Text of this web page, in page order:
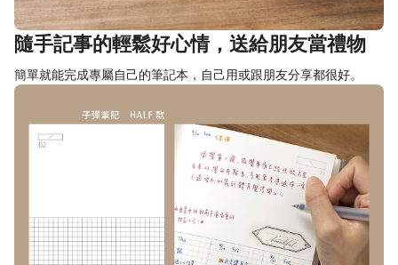
隨手記事的輕鬆好心情，送給朋友當禮物
簡單就能完成專屬自己的筆記本，自己用或跟朋友分享都很好。